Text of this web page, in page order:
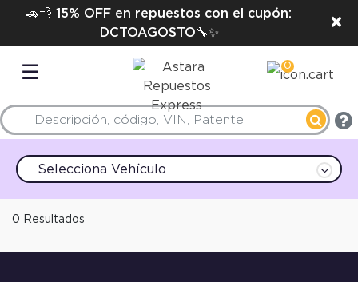
🚗💨 15% OFF en repuestos con el cupón:
DCTOAGOSTO🔧✨
×
☰ 0
Selecciona Vehículo
0 Resultados